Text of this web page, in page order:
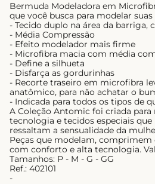
Bermuda Modeladora em
que você busca para modelar suas
- Tecido duplo na área da barriga,
- Média Compressão
- Efeito modelador mais firme
- Microfibra macia com média
- Define a silhueta
- Disfarça as gordurinhas
- Recorte traseiro em microfibra
anatômico, para não achatar o
- Indicada para todos os tipos de
A Coleção Antomic foi criada
tecnologia e tecidos especiais
ressaltam a sensualidade da
Peças que modelam, comprimem
com conforto e alta tecnologia.
Tamanhos: P - M - G - GG
Ref.: 402101
-